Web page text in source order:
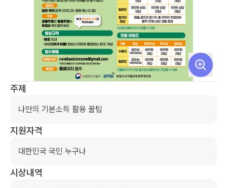
주제
나만의 기본소득 활용 꿀팁
지원자격
대한민국 국민 누구나
시상내역